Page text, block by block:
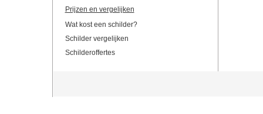
Prijzen en vergelijken
Wat kost een schilder?
Schilder vergelijken
Schilderoffertes